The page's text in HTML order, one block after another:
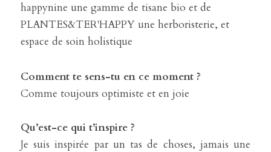
happynine une gamme de tisane bio et de
PLANTES&TER'HAPPY une herboristerie, et
espace de soin holistique
Comment te sens-tu en ce moment ?
Comme toujours optimiste et en joie
Qu’est-ce qui t’inspire ?
Je suis inspirée par un tas de choses, jamais une